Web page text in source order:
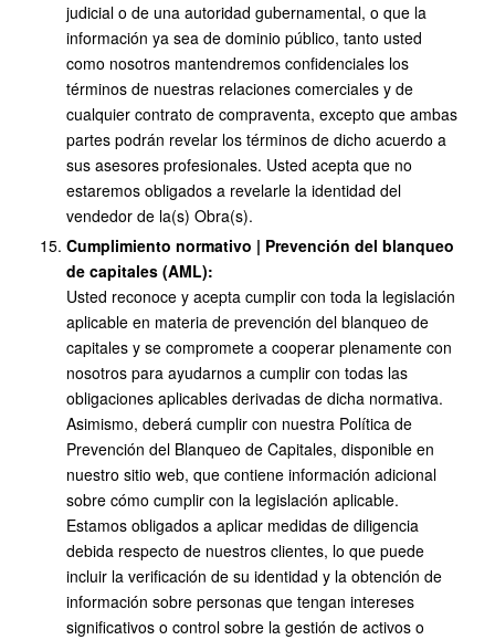
judicial o de una autoridad gubernamental, o que la
información ya sea de dominio público, tanto usted
como nosotros mantendremos confidenciales los
términos de nuestras relaciones comerciales y de
cualquier contrato de compraventa, excepto que ambas
partes podrán revelar los términos de dicho acuerdo a
sus asesores profesionales. Usted acepta que no
estaremos obligados a revelarle la identidad del
vendedor de la(s) Obra(s).
Cumplimiento normativo | Prevención del blanqueo
de capitales (AML):
Usted reconoce y acepta cumplir con toda la legislación
aplicable en materia de prevención del blanqueo de
capitales y se compromete a cooperar plenamente con
nosotros para ayudarnos a cumplir con todas las
obligaciones aplicables derivadas de dicha normativa.
Asimismo, deberá cumplir con nuestra Política de
Prevención del Blanqueo de Capitales, disponible en
nuestro sitio web, que contiene información adicional
sobre cómo cumplir con la legislación aplicable.
Estamos obligados a aplicar medidas de diligencia
debida respecto de nuestros clientes, lo que puede
incluir la verificación de su identidad y la obtención de
información sobre personas que tengan intereses
significativos o control sobre la gestión de activos o